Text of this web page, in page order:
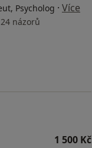
Psycholog · Více
názorů
1 500 Kč